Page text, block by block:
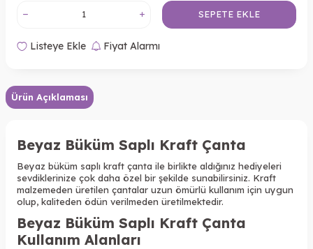
SEPETE EKLE
Listeye Ekle Fiyat Alarmı
Ürün Açıklaması
Beyaz Büküm Saplı Kraft Çanta
Beyaz büküm saplı kraft çanta ile birlikte aldığınız hediyeleri
sevdiklerinize çok daha özel bir şekilde sunabilirsiniz. Kraft
malzemeden üretilen çantalar uzun ömürlü kullanım için uygun
olup, kaliteden ödün verilmeden üretilmektedir.
Beyaz Büküm Saplı Kraft Çanta
Kullanım Alanları